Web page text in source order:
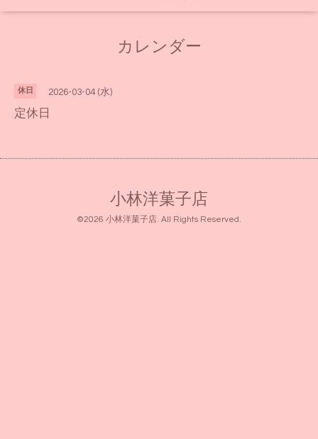
カレンダー
休日 2026-03-04 (水)
定休日
小林洋菓子店
©2026 小林洋菓子店. All Rights Reserved.